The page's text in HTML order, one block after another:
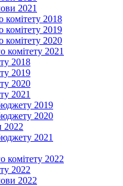
2021
комітету 2018
комітету 2019
комітету 2020
комітету 2021
2018
2019
2020
2021
2019
2020
2022
2021
комітету 2022
2022
2022